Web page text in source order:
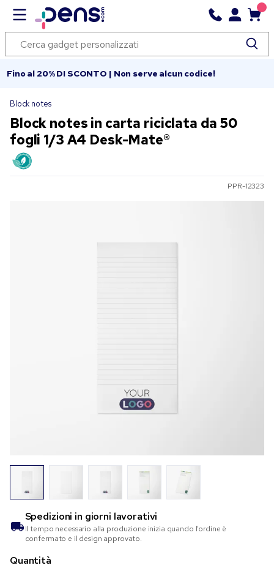
Fino al 20% DI SCONTO | Non serve alcun codice!
Block notes
Block notes in carta riciclata da 50
fogli 1/3 A4 Desk-Mate®
PPR-12323
Spedizioni in giorni lavorativi
Il tempo necessario alla produzione inizia quando l’ordine è
confermato e il design approvato.
Quantità